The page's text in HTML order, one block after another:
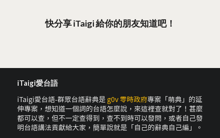
快分享 iTaigi 給你的朋友知道吧！
iTaigi愛台語
iTaigi愛台語-群眾台語辭典是 g0v 零時政府專案「萌典」的延
伸專案，想知道一個詞的台語怎麼說，來這裡查就對了！甚麼
都可以查，但不一定查得到，查不到時可以發問，或者自己發
明台語講法貢獻給大家，簡單說就是「自己的辭典自己編」。